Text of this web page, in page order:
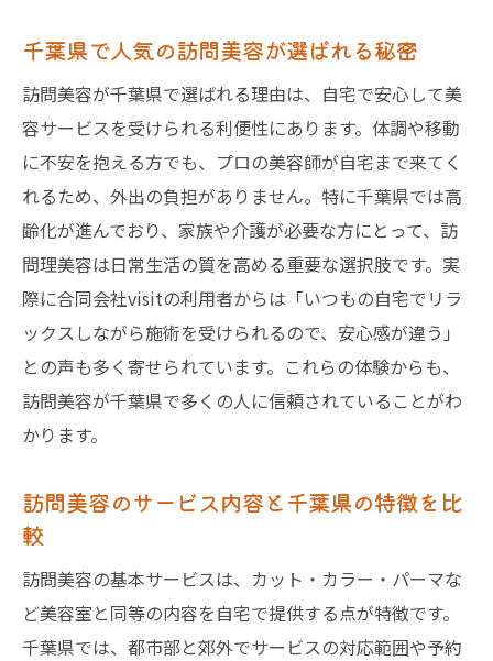
千葉県で人気の訪問美容が選ばれる秘密
訪問美容が千葉県で選ばれる理由は、自宅で安心して美
容サービスを受けられる利便性にあります。体調や移動
に不安を抱える方でも、プロの美容師が自宅まで来てく
れるため、外出の負担がありません。特に千葉県では高
齢化が進んでおり、家族や介護が必要な方にとって、訪
問理美容は日常生活の質を高める重要な選択肢です。実
際に合同会社visitの利用者からは「いつもの自宅でリラ
ックスしながら施術を受けられるので、安心感が違う」
との声も多く寄せられています。これらの体験からも、
訪問美容が千葉県で多くの人に信頼されていることがわ
かります。
訪問美容のサービス内容と千葉県の特徴を比
較
訪問美容の基本サービスは、カット・カラー・パーマな
ど美容室と同等の内容を自宅で提供する点が特徴です。
千葉県では、都市部と郊外でサービスの対応範囲や予約